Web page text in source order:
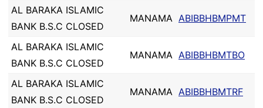
AL BARAKA ISLAMIC
BANK B.S.C CLOSED
MANAMA ABIBBHBMPMT
AL BARAKA ISLAMIC
BANK B.S.C CLOSED
MANAMA ABIBBHBMTBO
AL BARAKA ISLAMIC
BANK B.S.C CLOSED
MANAMA ABIBBHBMTRF